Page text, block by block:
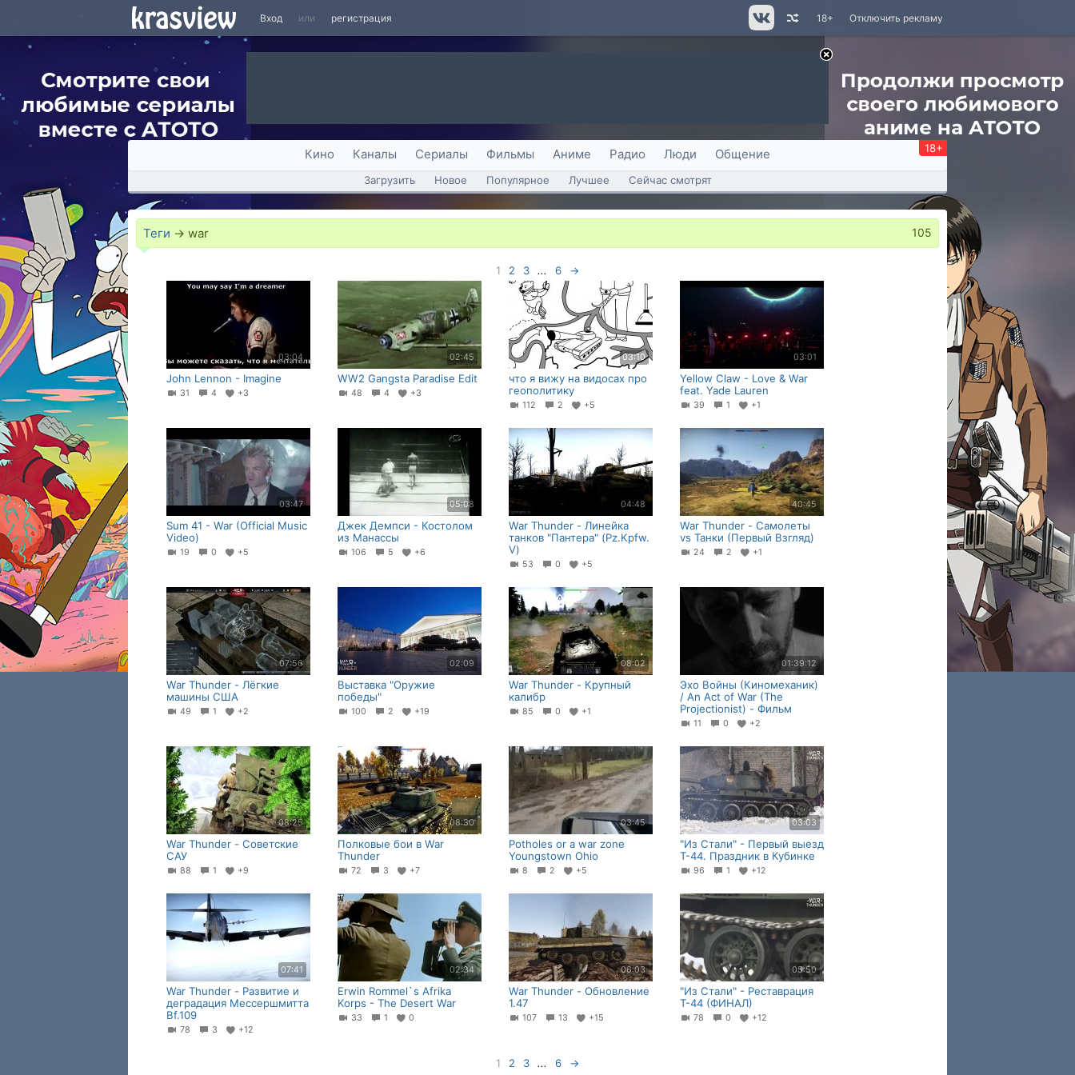
Вход или регистрация Отключить рекламу
18+
Кино Каналы Сериалы Фильмы Аниме Радио Люди Общение 18+
Загрузить Новое Популярное Лучшее Сейчас смотрят
Теги → war 105
1 2 3 ... 6 →
03:04
John Lennon - Imagine
31 4 +3
02:45
WW2 Gangsta Paradise Edit
48 4 +3
03:10
что я вижу на видосах про
геополитику
112 2 +5
03:01
Yellow Claw - Love & War
feat. Yade Lauren
39 1 +1
03:47
Sum 41 - War (Official Music
Video)
19 0 +5
05:08
Джек Демпси - Костолом
из Манассы
106 5 +6
04:48
War Thunder - Линейка
танков "Пантера" (Pz.Kpfw.
V)
53 0 +5
40:45
War Thunder - Самолеты
vs Танки (Первый Взгляд)
24 2 +1
07:56
War Thunder - Лёгкие
машины США
49 1 +2
02:09
Выставка "Оружие
победы"
100 2 +19
08:02
War Thunder - Крупный
калибр
85 0 +1
01:39:12
Эхо Войны (Киномеханик)
/ An Act of War (The
Projectionist) - Фильм
11 0 +2
08:25
War Thunder - Советские
САУ
88 1 +9
08:30
Полковые бои в War
Thunder
72 3 +7
03:45
Potholes or a war zone
Youngstown Ohio
8 2 +5
03:03
"Из Стали" - Первый выезд
Т-44. Праздник в Кубинке
96 1 +12
07:41
War Thunder - Развитие и
деградация Мессершмитта
Bf.109
78 3 +12
02:34
Erwin Rommel`s Afrika
Korps - The Desert War
33 1 0
06:03
War Thunder - Обновление
1.47
107 13 +15
05:50
"Из Стали" - Реставрация
Т-44 (ФИНАЛ)
78 0 +12
1 2 3 ... 6 →